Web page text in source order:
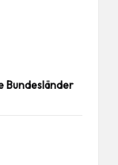
Bundesländer